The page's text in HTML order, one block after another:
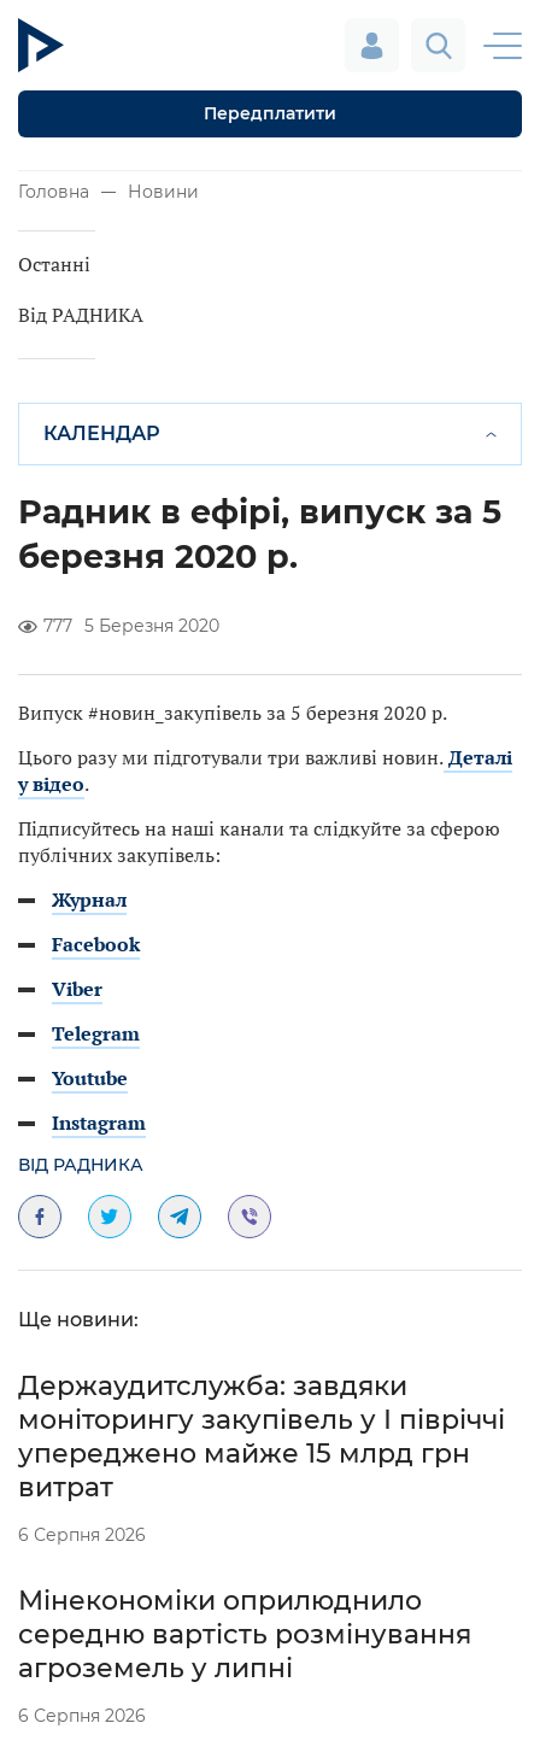
Передплатити
Головна Новини
Останні
Від РАДНИКА
КАЛЕНДАР
Радник в ефірі, випуск за 5
березня 2020 р.
777 5 Березня 2020
Випуск #новин_закупівель за 5 березня 2020 р.
Цього разу ми підготували три важливі новин.Деталі
у відео.
Підписуйтесь на наші канали та слідкуйте за сферою
публічних закупівель:
Журнал
Facebook
Viber
Telegram
Youtube
Instagram
ВІД РАДНИКА
Ще новини:
Держаудитслужба: завдяки
моніторингу закупівель у І півріччі
упереджено майже 15 млрд грн
витрат
6 Серпня 2026
Мінекономіки оприлюднило
середню вартість розмінування
агроземель у липні
6 Серпня 2026